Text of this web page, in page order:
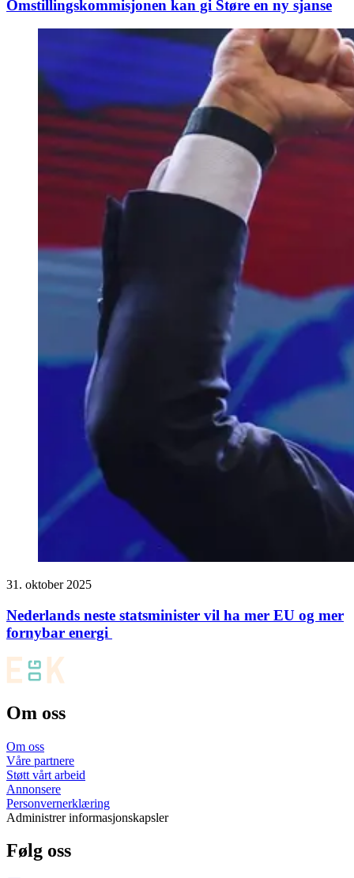
Omstillings­kommisjonen kan gi Støre en ny sjanse
31. oktober 2025
Nederlands neste statsminister vil ha mer EU og mer
fornybar energi
Om oss
Om oss
Våre partnere
Støtt vårt arbeid
Annonsere
Personvernerklæring
Administrer informasjonskapsler
Følg oss